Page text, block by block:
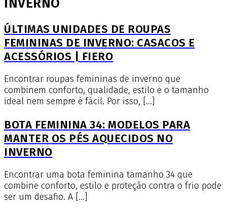
INVERNO
ÚLTIMAS UNIDADES DE ROUPAS
FEMININAS DE INVERNO: CASACOS E
ACESSÓRIOS | FIERO
Encontrar roupas femininas de inverno que
combinem conforto, qualidade, estilo e o tamanho
ideal nem sempre é fácil. Por isso, […]
BOTA FEMININA 34: MODELOS PARA
MANTER OS PÉS AQUECIDOS NO
INVERNO
Encontrar uma bota feminina tamanho 34 que
combine conforto, estilo e proteção contra o frio pode
ser um desafio. A […]